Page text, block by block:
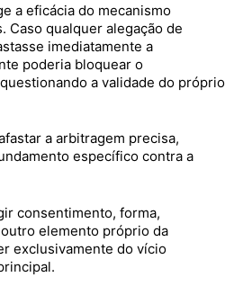
a eficácia do mecanismo
Caso qualquer alegação de
imediatamente a
poderia bloquear o
a validade do próprio
a arbitragem precisa,
específico contra a
consentimento, forma,
elemento próprio da
exclusivamente do vício